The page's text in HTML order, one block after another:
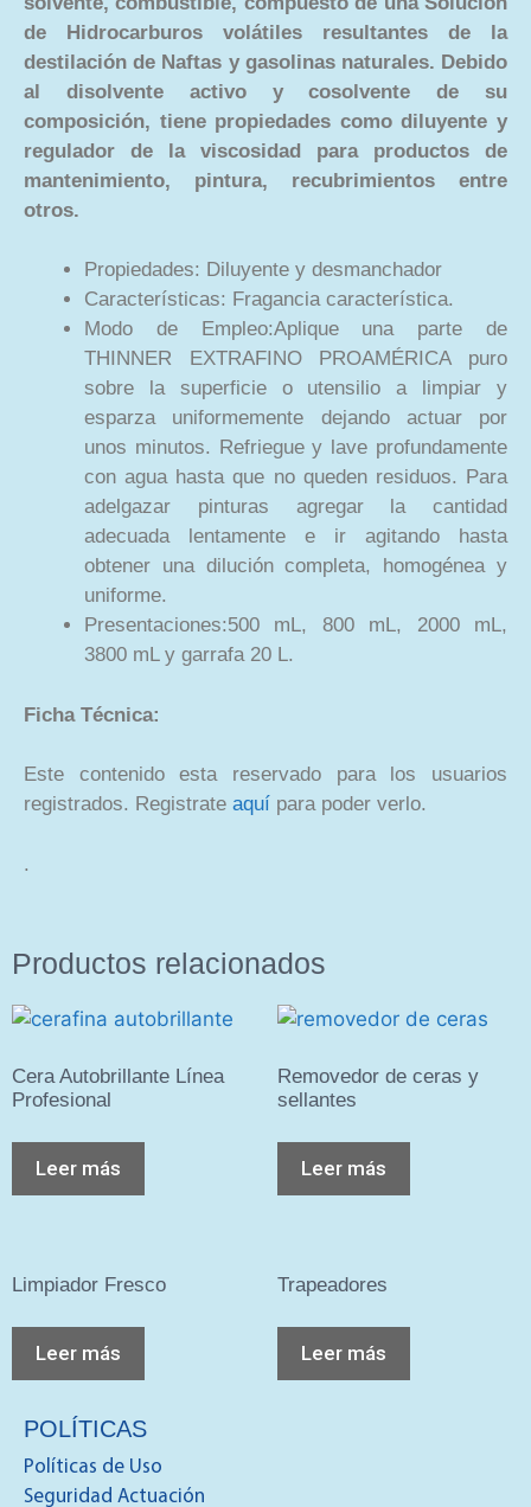
de Hidrocarburos volátiles resultantes de la
destilación de Naftas y gasolinas naturales. Debido
al disolvente activo y cosolvente de su
composición, tiene propiedades como diluyente y
regulador de la viscosidad para productos de
mantenimiento, pintura, recubrimientos entre
otros.
Propiedades: Diluyente y desmanchador
Características: Fragancia característica.
Modo de Empleo:Aplique una parte de
THINNER EXTRAFINO PROAMÉRICA puro
sobre la superficie o utensilio a limpiar y
esparza uniformemente dejando actuar por
unos minutos. Refriegue y lave profundamente
con agua hasta que no queden residuos. Para
adelgazar pinturas agregar la cantidad
adecuada lentamente e ir agitando hasta
obtener una dilución completa, homogénea y
uniforme.
Presentaciones:500 mL, 800 mL, 2000 mL,
3800 mL y garrafa 20 L.
Ficha Técnica:
Este contenido esta reservado para los usuarios
registrados. Registrate aquí para poder verlo.
.
Productos relacionados
Cera Autobrillante Línea
Profesional
Leer más
Removedor de ceras y
sellantes
Leer más
Limpiador Fresco
Leer más
Trapeadores
Leer más
POLÍTICAS
Políticas de Uso
Seguridad Actuación